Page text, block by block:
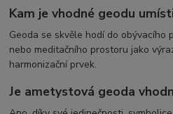
Kam je vhodné geodu
Geoda se skvěle hodí do obývacího
nebo meditačního prostoru jako
harmonizační prvek.
Je ametystová geoda